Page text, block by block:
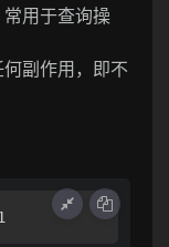
用于查询操
副作用，即不